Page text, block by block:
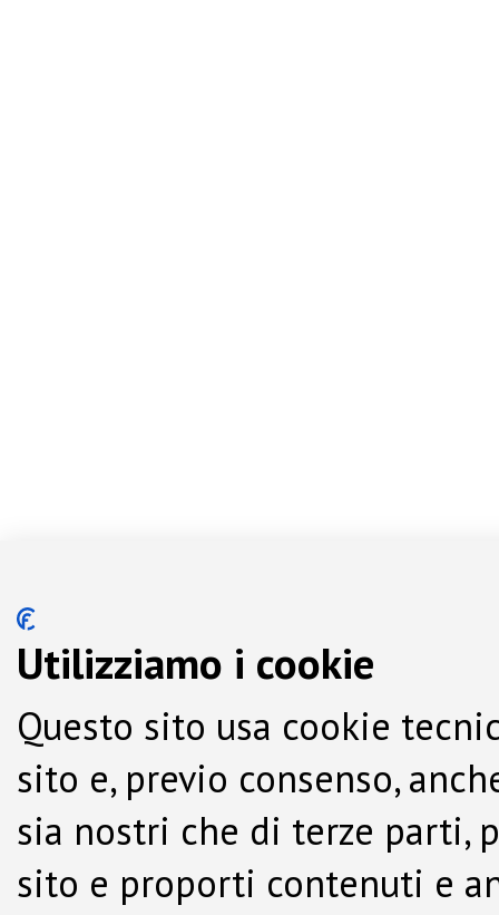
Utilizziamo i cookie
Questo sito usa cookie
sito e, previo consenso,
sia nostri che di terze parti,
sito e proporti contenuti e